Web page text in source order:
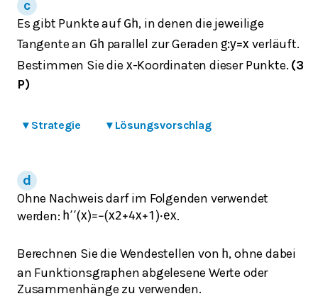
Es gibt Punkte auf G h, in denen die jeweilige
Tangente an G h parallel zur Geraden g:y=x verläuft.
Bestimmen Sie die x-Koordinaten dieser Punkte. (3
P)
▾ Strategie ▾ Lösungsvorschlag
Ohne Nachweis darf im Folgenden verwendet
werden: h′′(x)=−(x2+4x+1 )⋅ex.
Berechnen Sie die Wendestellen von h, ohne dabei
an Funktionsgraphen abgelesene Werte oder
Zusammenhänge zu verwenden.